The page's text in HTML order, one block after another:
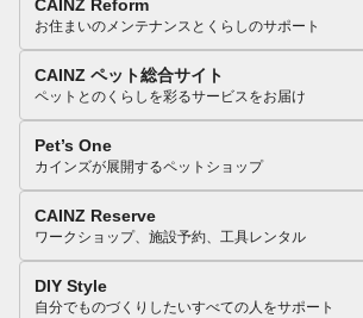
CAINZ Reform
お住まいのメンテナンスとくらしのサポート
CAINZ ペット総合サイト
ペットとのくらしを彩るサービスをお届け
Pet’s One
カインズが展開するペットショップ
CAINZ Reserve
ワークショップ、施設予約、工具レンタル
DIY Style
自分でものづくりしたいすべての人をサポート